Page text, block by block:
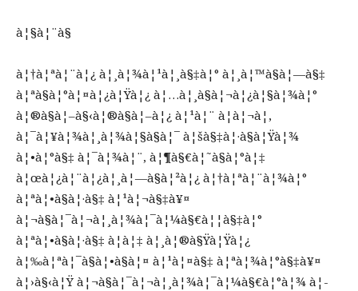
à¦§à¦¨à§
à¦†à¦ªà¦¨à¦¿ à¦¸à¦¾à¦¹à¦¸à§‡à¦° à¦¸à¦™à§à¦—à§‡
à¦ªà§à¦°à¦¤à¦¿à¦Ÿà¦¿ à¦…à¦¸à§à¦¬à¦¿à¦§à¦¾à¦°
à¦®à§à¦–à§‹à¦®à§à¦–à¦¿ à¦¹à¦¨ à¦à¦¬à¦‚
à¦¯à¦¥à¦¾à¦¸à¦¾à¦§à§à¦¯ à¦šà§‡à¦·à§à¦Ÿà¦¾
à¦•à¦°à§‡ à¦¯à¦¾à¦¨, à¦¶à§€à¦˜à§à¦°à¦‡
à¦œà¦¿à¦¨à¦¿à¦¸à¦—à§à¦²à¦¿ à¦†à¦ªà¦¨à¦¾à¦°
à¦ªà¦•à§à¦·à§‡ à¦¹à¦¬à§‡à¥¤
à¦¬à§à¦¯à¦¬à¦¸à¦¾à¦¯à¦¼à§€à¦¦à§‡à¦°
à¦ªà¦•à§à¦·à§‡ à¦à¦‡ à¦¸à¦®à§Ÿà¦Ÿà¦¿
à¦‰à¦ªà¦¯à§à¦•à§à¦¤ à¦¹à¦¤à§‡ à¦ªà¦¾à¦°à§‡à¥¤
à¦›à§‹à¦Ÿ à¦¬à§à¦¯à¦¬à¦¸à¦¾à¦¯à¦¼à§€à¦°à¦¾ à¦­